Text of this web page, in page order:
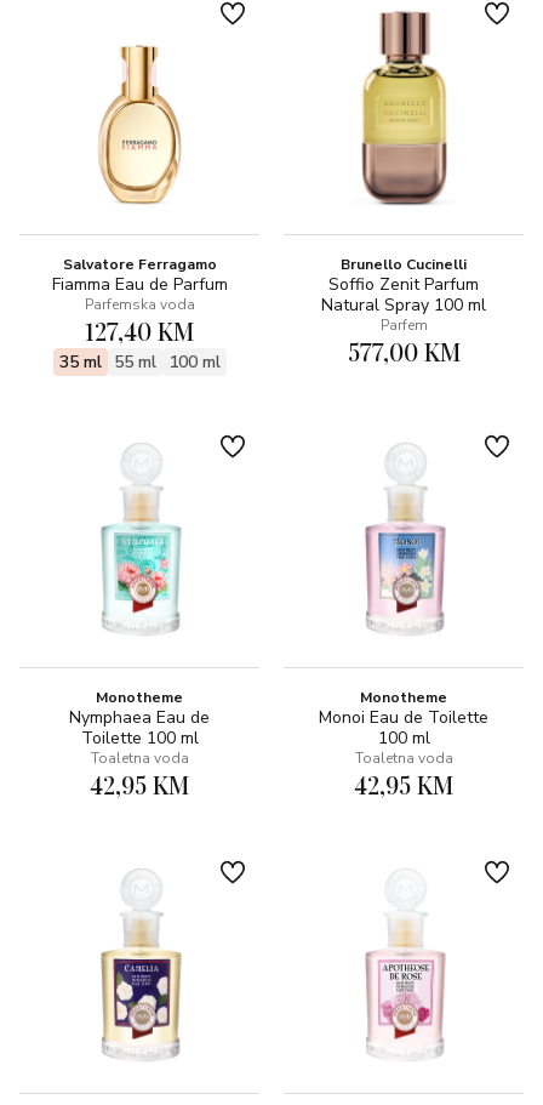
Salvatore Ferragamo
Fiamma Eau de Parfum
Parfemska voda
127,40 KM
35 ml 55 ml 100 ml
Brunello Cucinelli
Soffio Zenit Parfum
Natural Spray 100 ml
Parfem
577,00 KM
Monotheme
Nymphaea Eau de
Toilette 100 ml
Toaletna voda
42,95 KM
Monotheme
Monoi Eau de Toilette
100 ml
Toaletna voda
42,95 KM